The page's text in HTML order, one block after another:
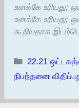
உனக்கே உரியது;
உனக்கே உரியது;
கூறியதாக
Categories
22.21
நிபந்தனை